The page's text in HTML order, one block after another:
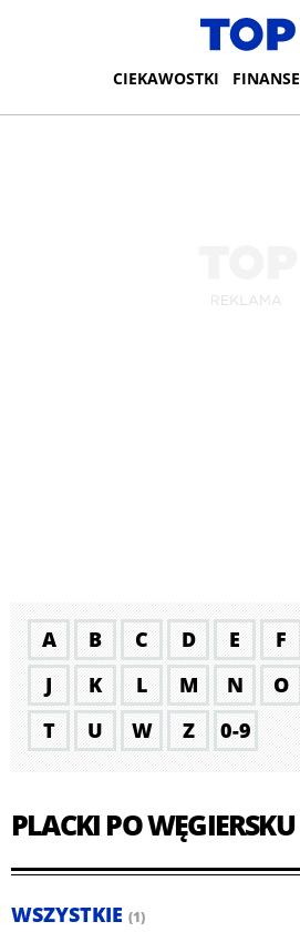
CIEKAWOSTKI FINANSE
A B C D E F
J
K L M N O
T
U W Z 0-9
PLACKI PO WĘGIERSKU
WSZYSTKIE (1)